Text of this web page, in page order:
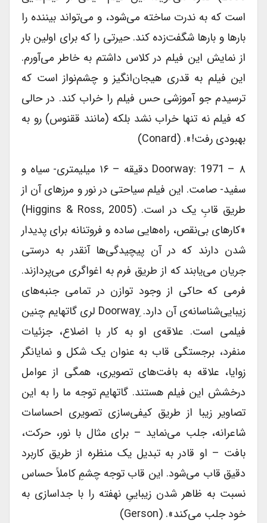
است که به ندرت ساخته می‌‎شود، و می‎‌تواند بیننده را
بارها و بارها شگفت‌‎زده کند. حیرتی را که برای اولین بار
از نمایش این فیلم در کلاس داشتم به خاطر می‎‌آورم.
این فیلم به قدری هیجان‌‎انگیز و چشم‎‌نواز است که
ترسیدم جو آموزشی حس فیلم را خراب کند. در حالی
که فیلم نه تنها خراب نشد بلکه (مانند ققنوس) رو به
بهبودی رفت!». (Conard)
Doorway: 1971 – ۸ دقیقه – ۱۶ میلیمتری- سیاه و
سفید- صامت. این فیلم سیاحتی در نور و مرزهای آن از
طریق قابِ یک در است. (Higgins & Ross, 2005)
«کارهای بی‌‎نقص، راه‎‌هایی ساده و فروتنانه برای پدیدار
شدن دارند که در آن پیچیدگی‎‌ها آنقدر به درستی
جریان می‌‎یابند که از طریق فرم به اغواگری می‎‌پردازند.
فرمی که حاکی از وجود توازن در تمامی جنبه‌‎های
زیبایی‎‌شناسانه‎‌ی آن دارد. Doorwayِ لری گاتهایم چنین
فیلمی است. علاقه‌‎ی او به کار با اضلاع، جزئیات
منفرد، برجستگی قاب به عنوان یک شکل و نمایانگر
زوایا، علاقه به بافت‎‌های تصویری، همگی از عوامل
درخشش این فیلم هستند. گاتهایم توجه ما را به این
تصاویر زیبا از طریق کیفی‎‌سازی تصویری احساسات
شاعرانه، جلب می‌‎نماید – برای مثال با نور، حرکت،
بافت – او قادر به تبدیل یک منظره از طریق کاربرد
دقیق قاب می‎‌شود. این قاب توجه چشمِ کاملاً حساس
نسبت به ظاهر شدن زیباییِ نهفته را با جداسازی به
خود جلب می‎‌کند». (Gerson)